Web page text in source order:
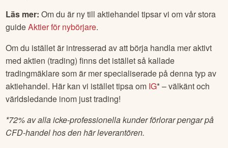
Läs mer: Om du är ny till aktiehandel tipsar vi om vår stora
guideAktier för nybörjare.
Om du istället är intresserad av att börja handla mer aktivt
med aktien (trading) finns det istället så kallade
tradingmäklare som är mer specialiserade på denna typ av
aktiehandel. Här kan vi istället tipsa om IG* – välkänt och
världsledande inom just trading!
*72% av alla icke-professionella kunder förlorar pengar på
CFD-handel hos den här leverantören.